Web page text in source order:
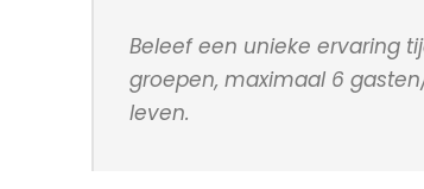
Beleef een unieke ervaring
groepen, maximaal 6
leven.